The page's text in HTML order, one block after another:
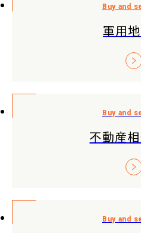
軍用
不動産